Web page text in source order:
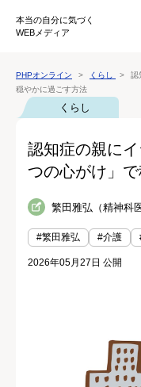
本当の自分に気づく
WEBメディア
PHPオンライン くらし
認
穏やかに過ごす方法
くらし
認知症の親に
つの心がけ」
繁田雅弘（精神科
#繁田雅弘 #介護
2026年05月27日 公開